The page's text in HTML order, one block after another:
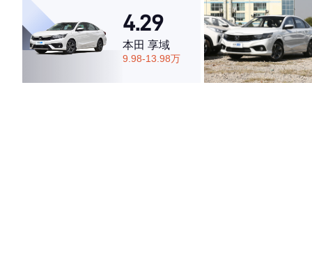
4.29
本田 享域
9.98-13.98万